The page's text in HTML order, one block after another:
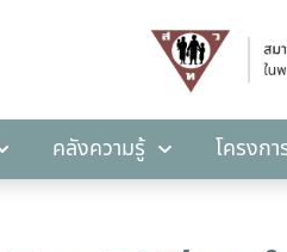
คลังความรู้ โครงก
คลังความรู้